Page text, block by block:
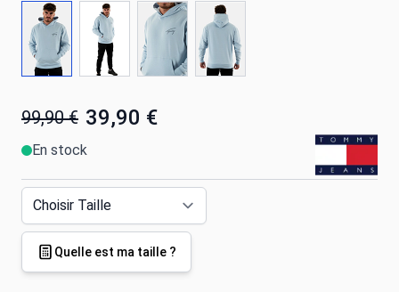
99,90 € 39,90 €
En stock
Quelle est ma taille ?